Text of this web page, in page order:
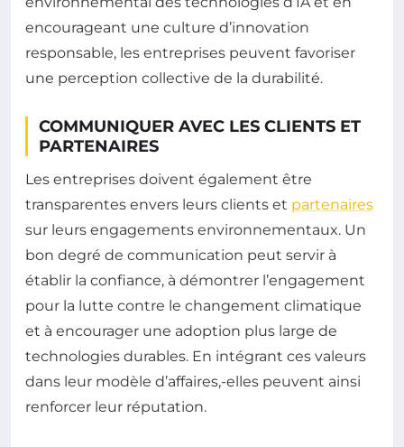
encourageant une culture d’innovation
responsable, les entreprises peuvent favoriser
une perception collective de la durabilité.
COMMUNIQUER AVEC LES CLIENTS ET
PARTENAIRES
Les entreprises doivent également être
transparentes envers leurs clients et partenaires
sur leurs engagements environnementaux. Un
bon degré de communication peut servir à
établir la confiance, à démontrer l’engagement
pour la lutte contre le changement climatique
et à encourager une adoption plus large de
technologies durables. En intégrant ces valeurs
dans leur modèle d’affaires,-elles peuvent ainsi
renforcer leur réputation.